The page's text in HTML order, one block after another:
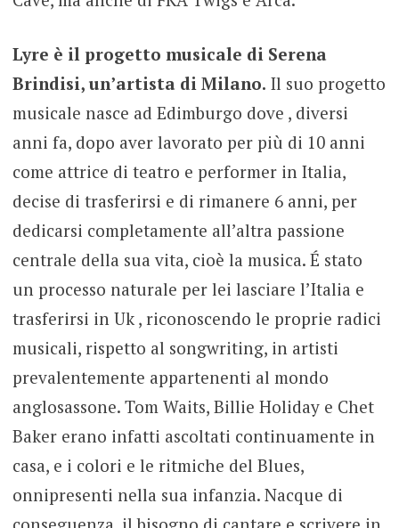
Lyre è il progetto musicale di Serena
Brindisi, un’artista di Milano. Il suo progetto
musicale nasce ad Edimburgo dove , diversi
anni fa, dopo aver lavorato per più di 10 anni
come attrice di teatro e performer in Italia,
decise di trasferirsi e di rimanere 6 anni, per
dedicarsi completamente all’altra passione
centrale della sua vita, cioè la musica. É stato
un processo naturale per lei lasciare l’Italia e
trasferirsi in Uk , riconoscendo le proprie radici
musicali, rispetto al songwriting, in artisti
prevalentemente appartenenti al mondo
anglosassone. Tom Waits, Billie Holiday e Chet
Baker erano infatti ascoltati continuamente in
casa, e i colori e le ritmiche del Blues,
onnipresenti nella sua infanzia. Nacque di